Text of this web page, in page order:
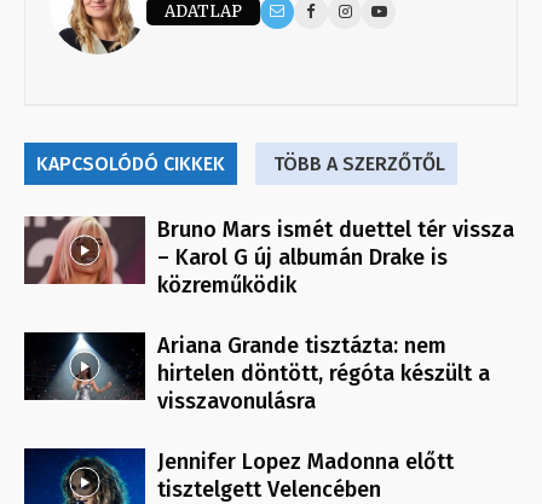
ADATLAP
KAPCSOLÓDÓ CIKKEK TÖBB A SZERZŐTŐL
Bruno Mars ismét duettel tér vissza
– Karol G új albumán Drake is
közreműködik
Ariana Grande tisztázta: nem
hirtelen döntött, régóta készült a
visszavonulásra
Jennifer Lopez Madonna előtt
tisztelgett Velencében